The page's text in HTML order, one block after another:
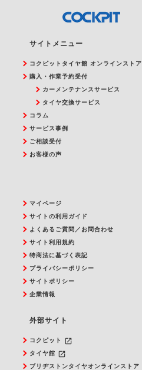
サイトメニュー
コクピットタイヤ館 オンラインストア
購入・作業予約受付
カーメンテナンスサービス
タイヤ交換サービス
コラム
サービス事例
ご相談受付
お客様の声
マイページ
サイトの利用ガイド
よくあるご質問／お問合わせ
サイト利用規約
特商法に基づく表記
プライバシーポリシー
サイトポリシー
企業情報
外部サイト
コクピット launch
タイヤ館 launch
ブリヂストンタイヤオンラインストア